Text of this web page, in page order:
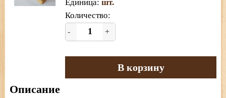
Единица: шт.
Количество:
- +
В корзину
Описание